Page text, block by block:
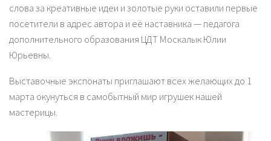
слова за креативные идеи и золотые руки оставили первые
посетители в адрес автора и её наставника — педагога
дополнительного образования ЦДТ Москалык Юлии
Юрьевны.
Выставочные экспонаты приглашают всех желающих до 1
марта окунуться в самобытный мир игрушек нашей
мастерицы.